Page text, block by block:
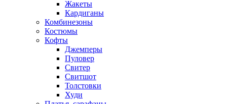
Жакеты
Кардиганы
Комбинезоны
Костюмы
Кофты
Джемперы
Пуловер
Свитер
Свитшот
Толстовки
Худи